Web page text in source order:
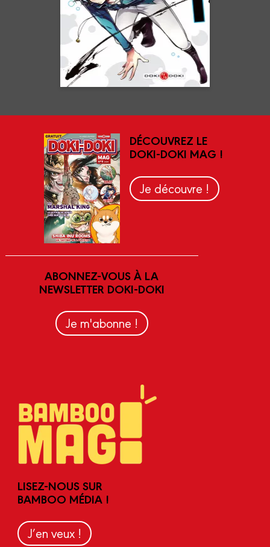
En voir +
DÉCOUVREZ LE
DOKI-DOKI MAG !
Je découvre !
ABONNEZ-VOUS À LA
NEWSLETTER DOKI-DOKI
Je m'abonne !
LISEZ-NOUS SUR
BAMBOO MÉDIA !
J’en veux !